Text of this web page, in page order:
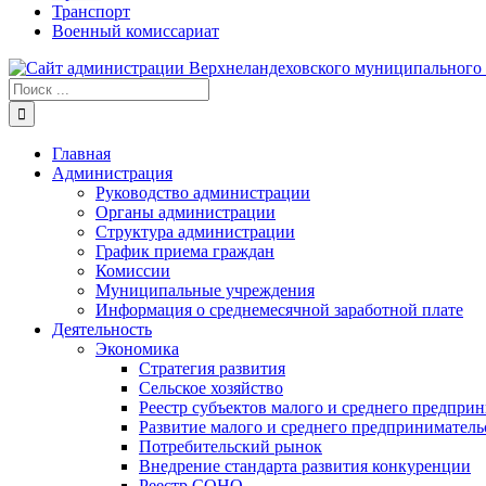
Транспорт
Военный комиссариат
Результат
поиска:
Главная
Администрация
Руководство администрации
Органы администрации
Структура администрации
График приема граждан
Комиссии
Муниципальные учреждения
Информация о среднемесячной заработной плате
Деятельность
Экономика
Стратегия развития
Сельское хозяйство
Реестр субъектов малого и среднего
Развитие малого и среднего
Потребительский рынок
Внедрение стандарта развития конкуренции